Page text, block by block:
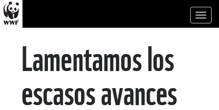
Lamentamos los
escasos avances